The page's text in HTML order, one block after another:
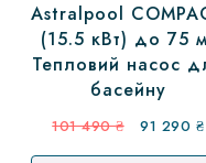
Astralpool
(15.5 кВт) до 75
Тепловий насос
басейну
101 490₴
ціна:
91 290 ₴